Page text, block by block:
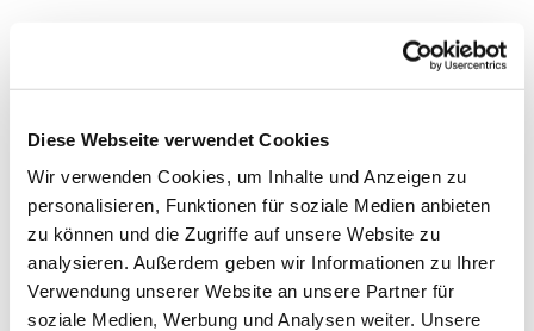
Diese Webseite verwendet Cookies
Wir verwenden Cookies, um Inhalte und Anzeigen zu
personalisieren, Funktionen für soziale Medien anbieten
zu können und die Zugriffe auf unsere Website zu
analysieren. Außerdem geben wir Informationen zu Ihrer
Verwendung unserer Website an unsere Partner für
soziale Medien, Werbung und Analysen weiter. Unsere